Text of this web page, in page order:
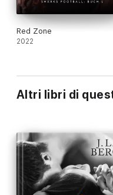
Red Zone
2022
Altri libri di